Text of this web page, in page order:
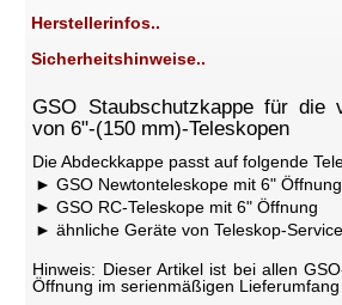
Herstellerinfos..
Sicherheitshinweise..
GSO Staubschutzkappe für die
von 6"-(150 mm)-Teleskopen
Die Abdeckkappe passt auf folgende
GSO Newtonteleskope mit 6" Öffnung
GSO RC-Teleskope mit 6" Öffnung
ähnliche Geräte von Teleskop-
Hinweis: Dieser Artikel ist bei allen
Öffnung im serienmäßigen